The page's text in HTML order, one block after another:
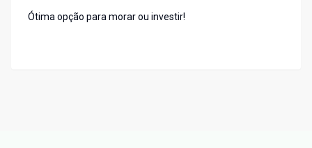
Ótima opção para morar ou investir!